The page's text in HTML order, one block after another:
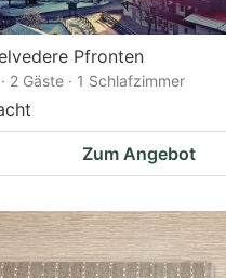
Pfronten
2 Gäste · 1 Schlafzimmer
Zum Angebot